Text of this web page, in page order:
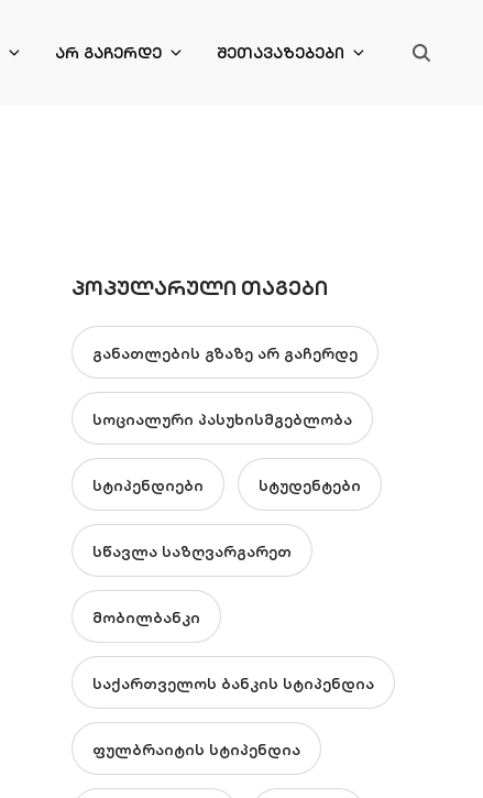
ᲐᲠ ᲒᲐᲩᲔᲠᲓᲔ ᲨᲔᲗᲐᲕᲐᲖᲔᲑᲔᲑᲘ
ᲞᲝᲞᲣᲚᲐᲠᲣᲚᲘ ᲗᲐᲒᲔᲑᲘ
განათლების გზაზე არ გაჩერდე
სოციალური პასუხისმგებლობა
სტიპენდიები სტუდენტები
სწავლა საზღვარგარეთ
მობილბანკი
საქართველოს ბანკის სტიპენდია
ფულბრაიტის სტიპენდია